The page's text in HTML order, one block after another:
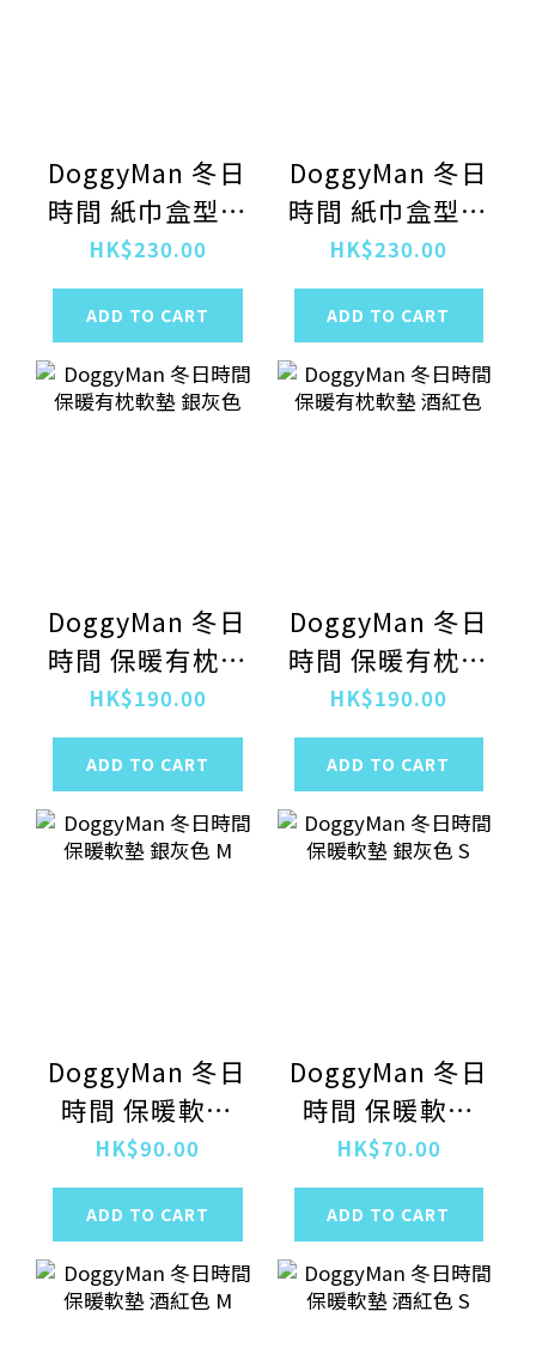
DoggyMan 冬日
時間 紙巾盒型寵
物窩 酒紅色
HK$230.00
ADD TO CART
DoggyMan 冬日
時間 紙巾盒型寵
物窩 銀灰色
HK$230.00
ADD TO CART
DoggyMan 冬日
時間 保暖有枕軟
墊 銀灰色
HK$190.00
ADD TO CART
DoggyMan 冬日
時間 保暖有枕軟
墊 酒紅色
HK$190.00
ADD TO CART
DoggyMan 冬日
時間 保暖軟墊
銀灰色 M
HK$90.00
ADD TO CART
DoggyMan 冬日
時間 保暖軟墊
銀灰色 S
HK$70.00
ADD TO CART